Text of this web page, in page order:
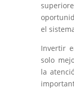
el
Invertir
solo
la